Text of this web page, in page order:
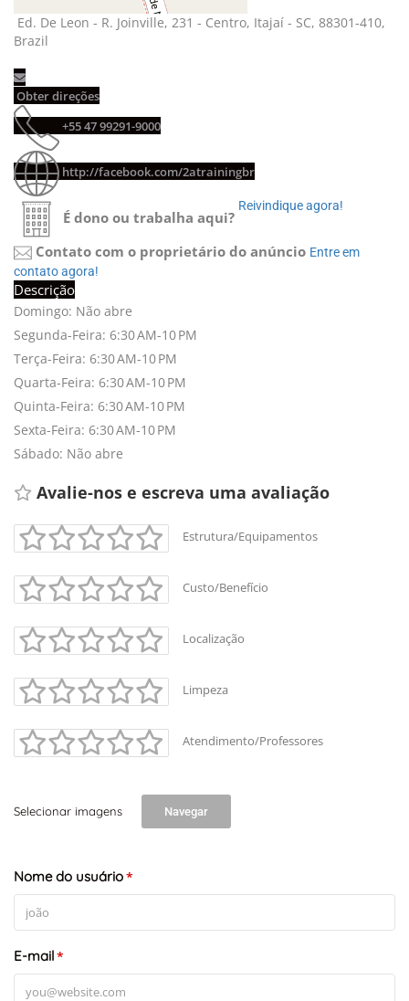
+-
Ed. De Leon - R. Joinville, 231 - Centro, Itajaí - SC, 88301-410,
Brazil
Obter direções
+55 47 99291-9000
http://facebook.com/2atrainingbr
É dono ou trabalha aqui?
Reivindique agora!
Contato com o proprietário do anúncio Entre em
contato agora!
Descrição
Domingo: Não abre
Segunda-Feira: 6:30 AM-10 PM
Terça-Feira: 6:30 AM-10 PM
Quarta-Feira: 6:30 AM-10 PM
Quinta-Feira: 6:30 AM-10 PM
Sexta-Feira: 6:30 AM-10 PM
Sábado: Não abre
Avalie-nos e escreva uma avaliação
Estrutura/Equipamentos
Custo/Benefício
Localização
Limpeza
Atendimento/Professores
Selecionar imagens Navegar
Nome do usuário*
E-mail*